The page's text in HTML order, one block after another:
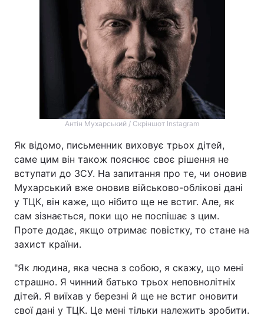
Антін Мухарський / Скріншот Instagram
Як відомо, письменник виховує трьох дітей,
саме цим він також пояснює своє рішення не
вступати до ЗСУ. На запитання про те, чи оновив
Мухарський вже оновив військово-облікові дані
у ТЦК, він каже, що нібито ще не встиг. Але, як
сам зізнається, поки що не поспішає з цим.
Проте додає, якщо отримає повістку, то стане на
захист країни.
"Як людина, яка чесна з собою, я скажу, що мені
страшно. Я чинний батько трьох неповнолітніх
дітей. Я виїхав у березні й ще не встиг оновити
свої дані у ТЦК. Це мені тільки належить зробити.